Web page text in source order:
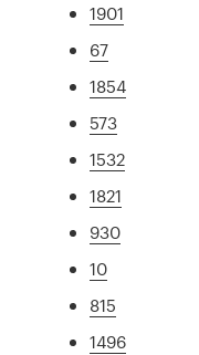
1901
67
1854
573
1532
1821
930
10
815
1496